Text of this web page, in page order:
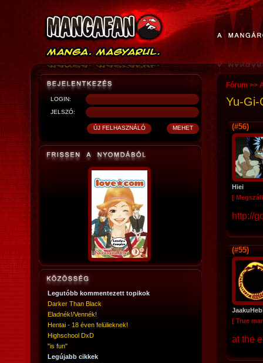
LOGIN:
JELSZÓ:
Legutóbb kommentezett topikok
Darker Than Black
Eladnék!/Vennék!
Hentai - 18 éven felülieknek!
Highschool DxD
"is fun"
Legújabb cikkek
Fórum >>
Yu-Gi-
(#56)
Hiei
[
http://
(#55)
[ True
at the